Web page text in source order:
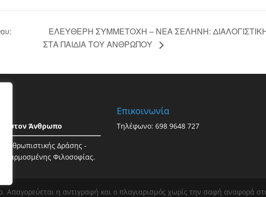
ΕΛΕΥΘΕΡΗ ΣΥΜΜΕΤΟΧΗ – ΝΕΑ ΣΕΛΗΝΗ:
ΣΤΑ ΠΑΙΔΙΑ ΤΟΥ ΑΝΘΡΩΠΟΥ
στον Άνθρωπο
Ανθρωπιστικής Δράσης -
Εφαρμοσμένης Φιλοσοφίας.
Επικοινωνία
Τηλέφωνο: 698 9648 727
η αντιγραφή και ο πλαγιαρισμός χωρίς την σαφή αναφορά